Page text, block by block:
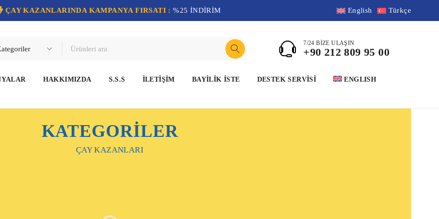
ÇAY KAZANLARINDA KAMPANYA FIRSATI : %25 İNDİRİM English Türkçe
7/24 BİZE ULAŞIN
+90 212 809 95 00
HAKKIMIZDA S.S.S İLETIŞIM BAYILIK İSTE DESTEK SERVİSİ ENGLISH
KATEGORİLER
ÇAY KAZANLARI